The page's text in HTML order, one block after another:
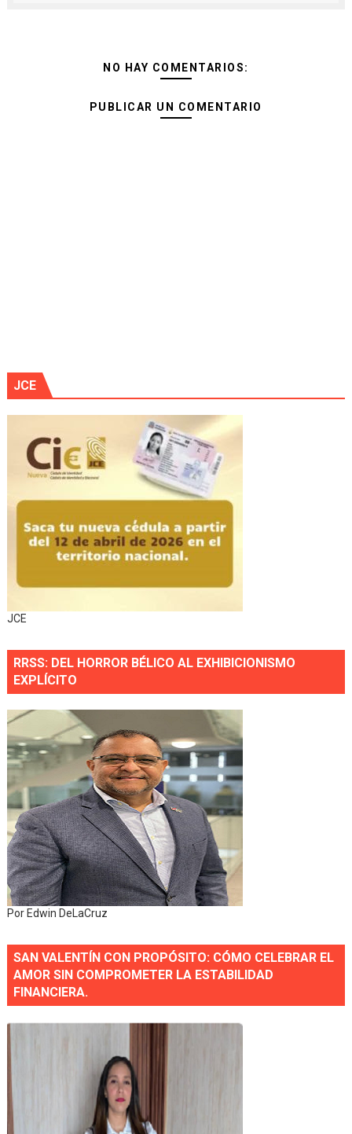
NO HAY COMENTARIOS:
PUBLICAR UN COMENTARIO
JCE
JCE
RRSS: DEL HORROR BÉLICO AL EXHIBICIONISMO
EXPLÍCITO
Por Edwin DeLaCruz
SAN VALENTÍN CON PROPÓSITO: CÓMO CELEBRAR EL
AMOR SIN COMPROMETER LA ESTABILIDAD
FINANCIERA.